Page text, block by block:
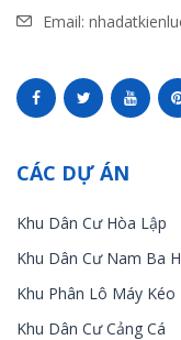
Email:
CÁC DỰ ÁN
Khu Dân Cư Hòa Lập
Khu Dân Cư Nam Ba
Khu Phân Lô Máy Kéo
Khu Dân Cư Cảng Cá